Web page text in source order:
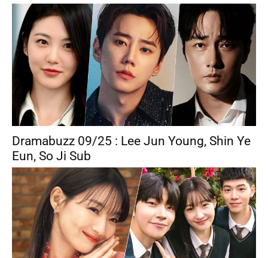
Dramabuzz 09/25 : Lee Jun Young, Shin Ye
Eun, So Ji Sub